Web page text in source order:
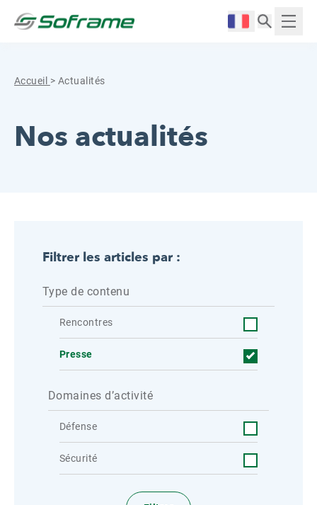
Langue :
Accueil > Actualités
Nos actualités
Filtrer les articles par :
Type de contenu
Rencontres
Presse
Domaines d’activité
Défense
Sécurité